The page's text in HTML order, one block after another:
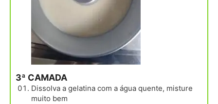
3ª CAMADA
Dissolva a gelatina com a água quente, misture
muito bem